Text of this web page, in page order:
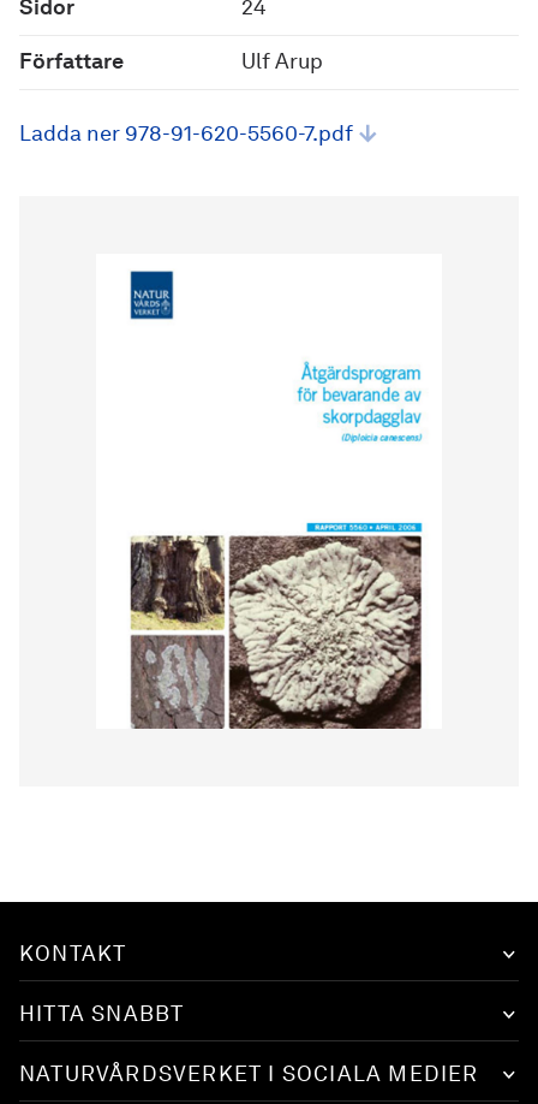
Sidor 24
Författare Ulf Arup
Ladda ner 978-91-620-5560-7.pdf
KONTAKT
HITTA SNABBT
NATURVÅRDSVERKET I SOCIALA MEDIER